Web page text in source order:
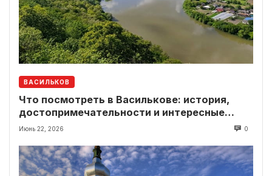
ВАСИЛЬКОВ
Что посмотреть в Василькове: история,
достопримечательности и интересные
локации рядом
Июнь 22, 2026 0